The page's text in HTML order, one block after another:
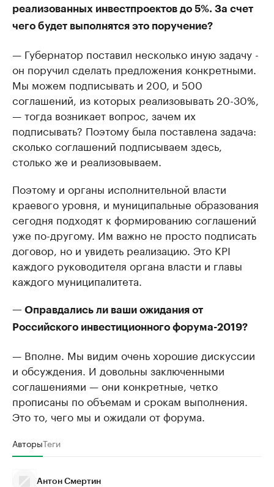
реализованных инвестпроектов до 5%. За счет
чего будет выполнятся это поручение?
— Губернатор поставил несколько иную задачу -
он поручил сделать предложения конкретными.
Мы можем подписывать и 200, и 500
соглашений, из которых реализовывать 20-30%,
— тогда возникает вопрос, зачем их
подписывать? Поэтому была поставлена задача:
сколько соглашений подписываем здесь,
столько же и реализовываем.
Поэтому и органы исполнительной власти
краевого уровня, и муниципальные образования
сегодня подходят к формированию соглашений
уже по-другому. Им важно не просто подписать
договор, но и увидеть реализацию. Это KPI
каждого руководителя органа власти и главы
каждого муниципалитета.
— Оправдались ли ваши ожидания от
Российского инвестиционного форума-2019?
— Вполне. Мы видим очень хорошие дискуссии
и обсуждения. И довольны заключенными
соглашениями — они конкретные, четко
прописаны по объемам и срокам выполнения.
Это то, чего мы и ожидали от форума.
АвторыТеги
Антон Смертин